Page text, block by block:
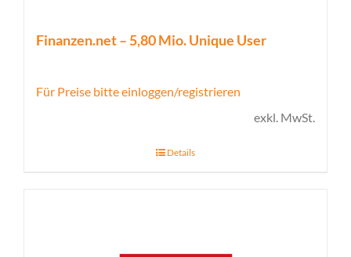
Finanzen.net – 5,80 Mio. Unique User
Für Preise bitte einloggen/registrieren
exkl. MwSt.
Details